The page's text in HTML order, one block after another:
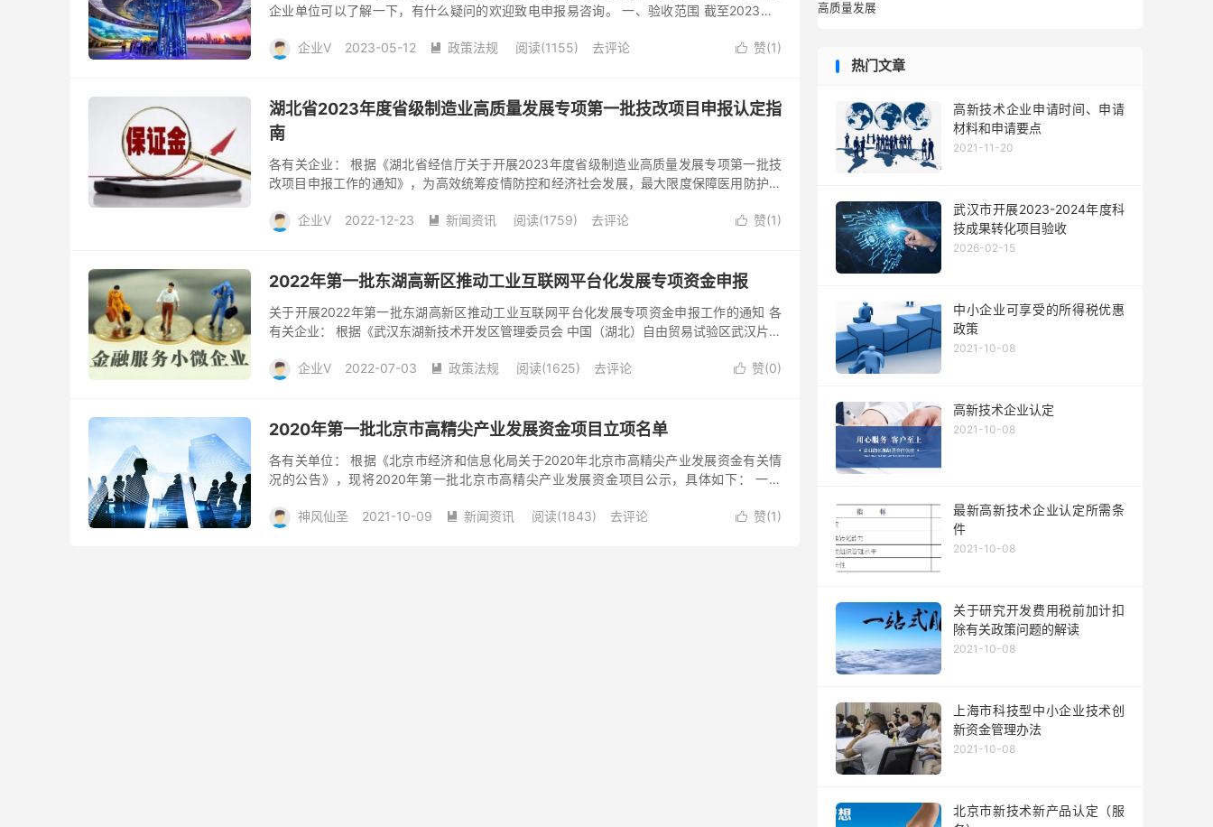
企业单位可以了解一下，有什么疑问的欢迎致电申报易咨询。 一、验收范围 截至2023年6
 赞(1)
企业V 2023-05-12  政策法规 阅读(1155) 去评论
湖北省2023年度省级制造业高质量发展专项第一批技改项目申报认定指
南
各有关企业： 根据《湖北省经信厅关于开展2023年度省级制造业高质量发展专项第一批技
改项目申报工作的通知》，为高效统筹疫情防控和经济社会发展，最大限度保障医用防护物
 赞(1)
企业V 2022-12-23  新闻资讯 阅读(1759) 去评论
2022年第一批东湖高新区推动工业互联网平台化发展专项资金申报
关于开展2022年第一批东湖高新区推动工业互联网平台化发展专项资金申报工作的通知 各
有关企业： 根据《武汉东湖新技术开发区管理委员会 中国（湖北）自由贸易试验区武汉片区
 赞(0)
企业V 2022-07-03  政策法规 阅读(1625) 去评论
2020年第一批北京市高精尖产业发展资金项目立项名单
各有关单位： 根据《北京市经济和信息化局关于2020年北京市高精尖产业发展资金有关情
况的公告》，现将2020年第一批北京市高精尖产业发展资金项目公示，具体如下： 一、
 赞(1)
神风仙圣 2021-10-09  新闻资讯 阅读(1843) 去评论
高质量发展
热门文章
高新技术企业申请时间、申请
材料和申请要点
2021-11-20
武汉市开展2023-2024年度科
技成果转化项目验收
2026-02-15
中小企业可享受的所得税优惠
政策
2021-10-08
高新技术企业认定
2021-10-08
最新高新技术企业认定所需条
件
2021-10-08
关于研究开发费用税前加计扣
除有关政策问题的解读
2021-10-08
上海市科技型中小企业技术创
新资金管理办法
2021-10-08
北京市新技术新产品认定（服